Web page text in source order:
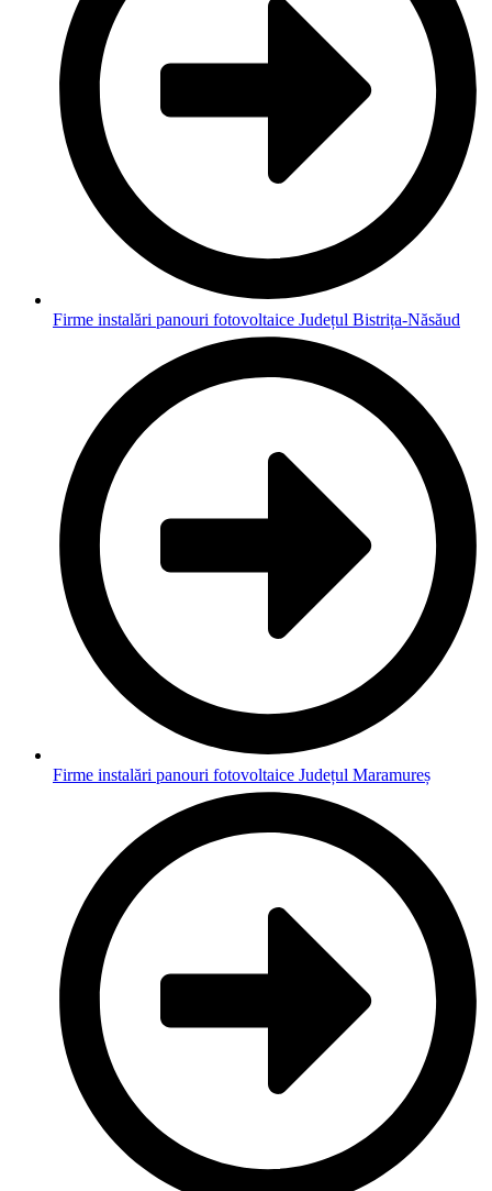
Firme instalări panouri fotovoltaice Județul Bistrița-Năsăud
Firme instalări panouri fotovoltaice Județul Maramureș